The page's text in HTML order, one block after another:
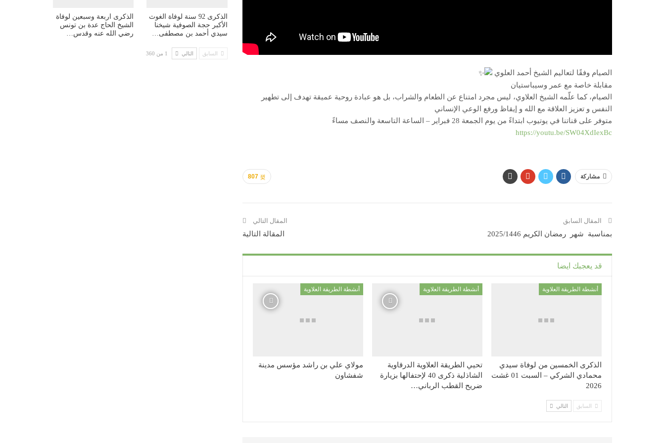
الصيام وفقًا لتعاليم الشيخ أحمد العلوي
مقابلة خاصة مع عمر وسيباستيان
الصيام، كما علّمه الشيخ العلاوي، ليس مجرد امتناع عن الطعام والشراب، بل هو عبادة روحية عميقة تهدف إلى تطهير
النفس و تعزيز العلاقة مع الله و إيقاظ ورفع الوعي الإنساني
متوفر على قناتنا في يوتيوب ابتداءً من يوم الجمعة 28 فبراير – الساعة التاسعة والنصف مساءً
https://youtu.be/SW04XdIexBc
807 مشاركة
المقال السابق
بمناسبة شهر رمضان الكريم 2025/1446
المقال التالي
المقالة التالية
قد يعجبك ايضا
أنشطة الطريقة العلاوية
الذكرى الخمسين من لوفاة سيدي
محمادي الشركي – السبت 01 غشت
2026
أنشطة الطريقة العلاوية
تحيي الطريقة العلاوية الدرقاوية
الشاذلية ذكرى 40 لإحتفالها بزيارة
ضريح القطب الرباني…
أنشطة الطريقة العلاوية
مولاي علي بن راشد مؤسس مدينة
شفشاون
السابق التالي
الذكرى 92 سنة لوفاة الغوث
الأكبر حجة الصوفية شيخنا
سيدي أحمد بن مصطفى…
الذكرى اربعة وسبعين لوفاة
الشيخ الحاج عدة بن تونس
رضي الله عنه وقدس…
السابق التالي 1 من 360